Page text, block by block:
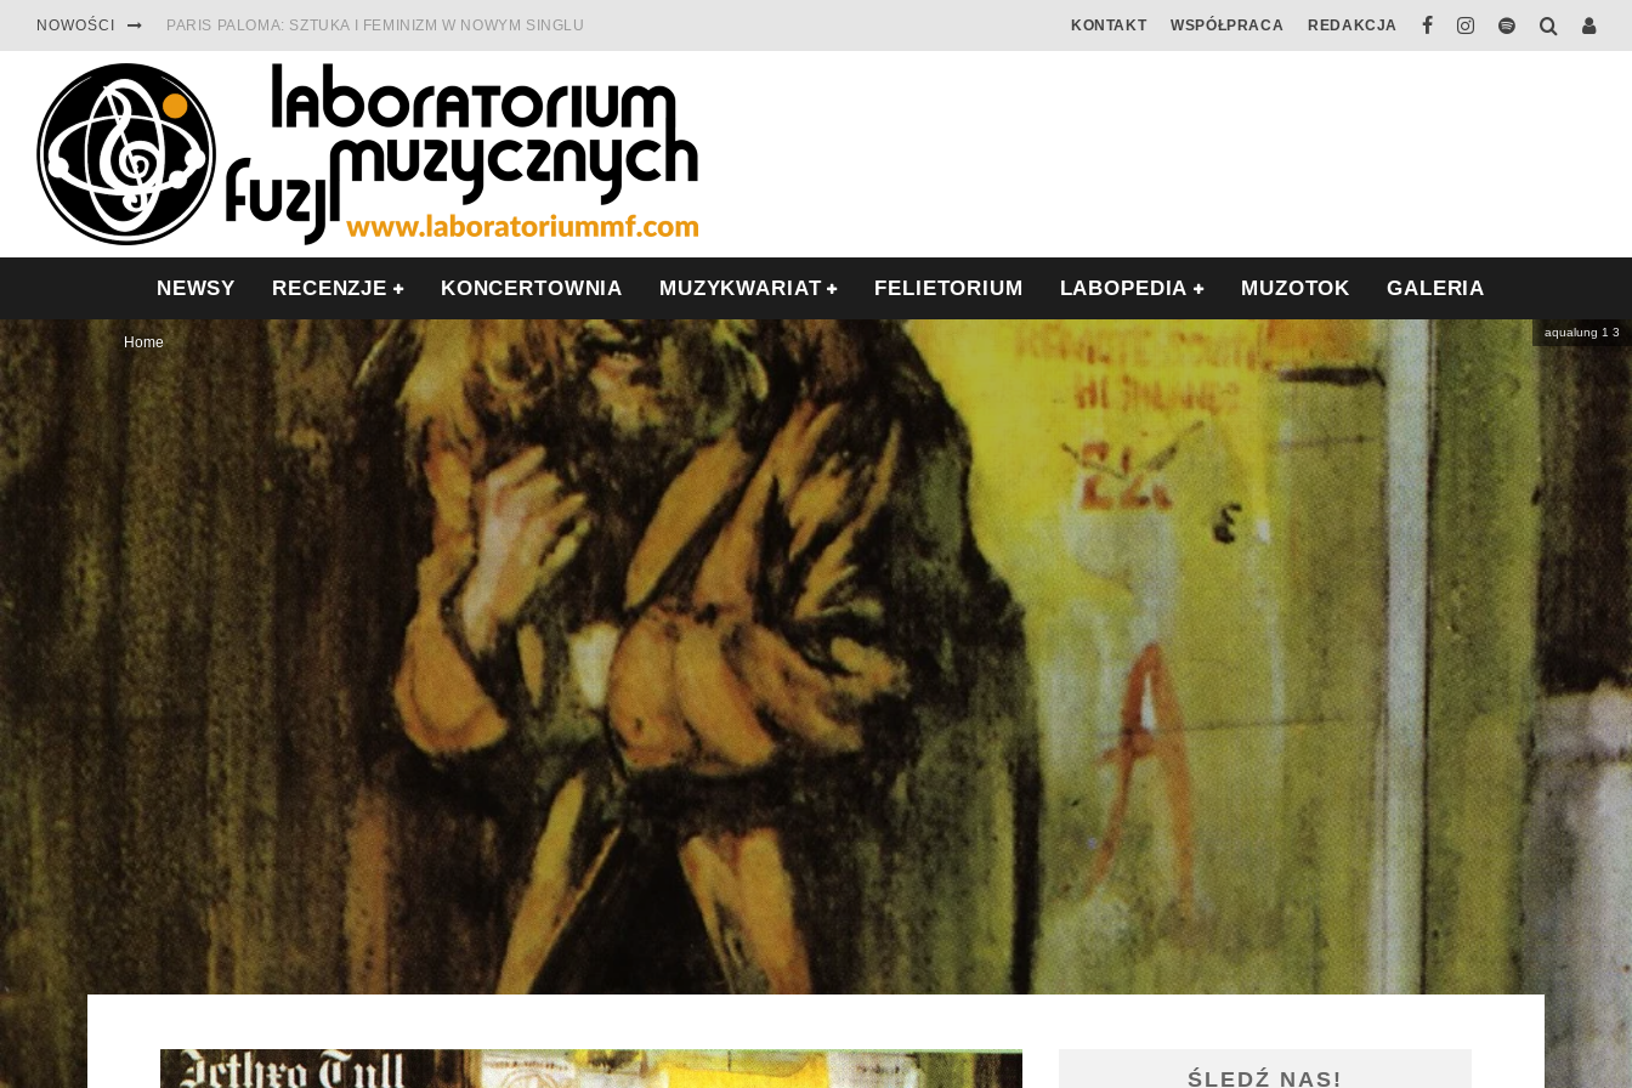
NOWOŚCI PARIS PALOMA: SZTUKA I FEMINIZM W NOWYM SINGLU
TABULA RASA Z SINGLEM DIAMENTY. SAMOTNOŚĆ I OPÓR
CINNAMON GUM MIĘDZY SOULEM A PAMIĘCIĄ
FRANCUSKI PROG METAL WEDŁUG DUALISIS
LESZEK KUŁAKOWSKI NAGRAŁ JAZZFONIĘ O POLSCE
KONTAKT WSPÓŁPRACA REDAKCJA
NEWSY RECENZJE KONCERTOWNIA MUZYKWARIAT FELIETORIUM LABOPEDIA MUZOTOK GALERIA
Home
aqualung 1 3
ŚLEDŹ NAS!